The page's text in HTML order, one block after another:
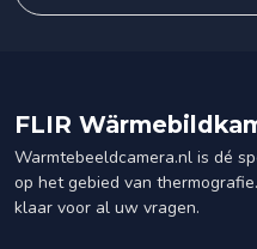
FLIR
Warmtebeeldcamera.nl is dé
op het gebied van
klaar voor al uw vragen.